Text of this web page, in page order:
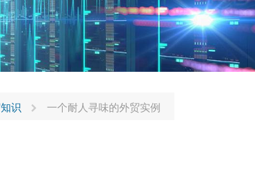
识 一个耐人寻味的外贸实例